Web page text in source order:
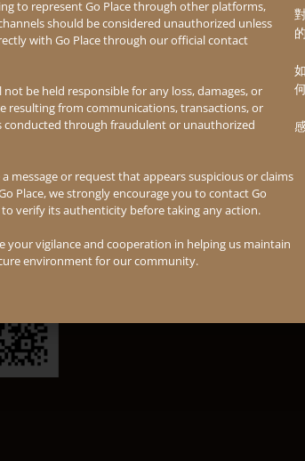
如何兌換東方
手機APP。
to represent Go Place through other platforms,
should be considered unauthorized unless
with Go Place through our official contact
not be held responsible for any loss, damages, or
resulting from communications, transactions, or
conducted through fraudulent or unauthorized
message or request that appears suspicious or claims
Place, we strongly encourage you to contact Go
to verify its authenticity before taking any action.
your vigilance and cooperation in helping us maintain
environment for our community.